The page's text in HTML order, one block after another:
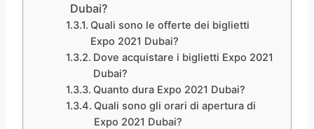
Dubai?
Quali sono le offerte dei biglietti
Expo 2021 Dubai?
Dove acquistare i biglietti Expo 2021
Dubai?
Quanto dura Expo 2021 Dubai?
Quali sono gli orari di apertura di
Expo 2021 Dubai?